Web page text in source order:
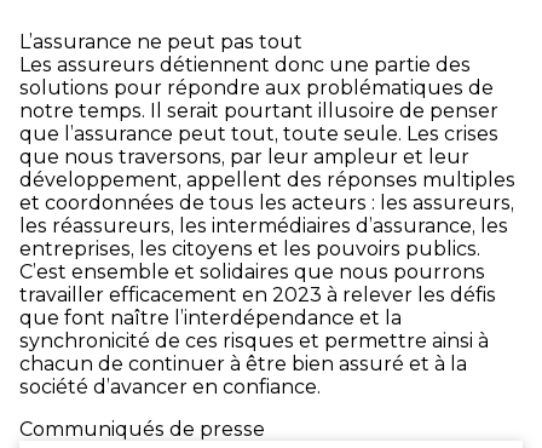
L’assurance ne peut pas tout
Les assureurs détiennent donc une partie des
solutions pour répondre aux problématiques de
notre temps. Il serait pourtant illusoire de penser
que l’assurance peut tout, toute seule. Les crises
que nous traversons, par leur ampleur et leur
développement, appellent des réponses multiples
et coordonnées de tous les acteurs : les assureurs,
les réassureurs, les intermédiaires d’assurance, les
entreprises, les citoyens et les pouvoirs publics.
C’est ensemble et solidaires que nous pourrons
travailler efficacement en 2023 à relever les défis
que font naître l’interdépendance et la
synchronicité de ces risques et permettre ainsi à
chacun de continuer à être bien assuré et à la
société d’avancer en confiance.
Communiqués de presse